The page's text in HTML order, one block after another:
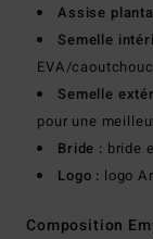
Assise
Semelle
EVA/
Semelle
pour une
Bride : bride
Logo : logo
Composition